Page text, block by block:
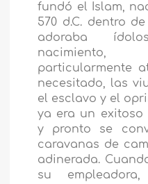
fundó el Islam,
570 d.C. dentro
adoraba
particularmente
necesitado, las
el esclavo y el
ya era un exitoso
y pronto se
caravanas de
adinerada.
su